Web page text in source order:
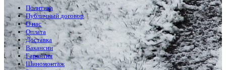
Политика
Публичный договор
О нас
Оплата
Доставка
Вакансии
Гарантия
Шиномонтаж